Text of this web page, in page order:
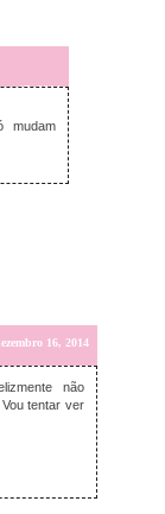
17, 2014
mudam
16, 2014
não
tentar ver